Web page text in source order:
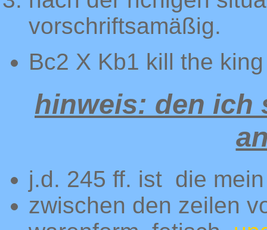
vorschriftsamäßig.
Bc2 X Kb1 kill the king
hinweis: den ich
j.d. 245 ff. ist die
zwischen den zeilen